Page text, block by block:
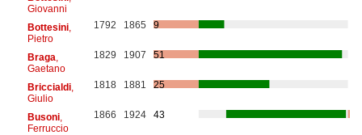
Giovanni
Bottesini,
Pietro
1792 1865 9
Braga
Gaetano
1829 1907 51
Briccialdi,
Giulio
1818 1881 25
Busoni,
Ferruccio
1866 1924 43